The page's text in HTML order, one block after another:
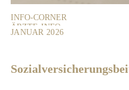
INFO-CORNER
ÄRZTE-INFO
VERMIETER-INFO
JANUAR 2026